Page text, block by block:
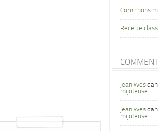
Cornichons
Recette
jean yves
mijoteuse
jean yves
mijoteuse